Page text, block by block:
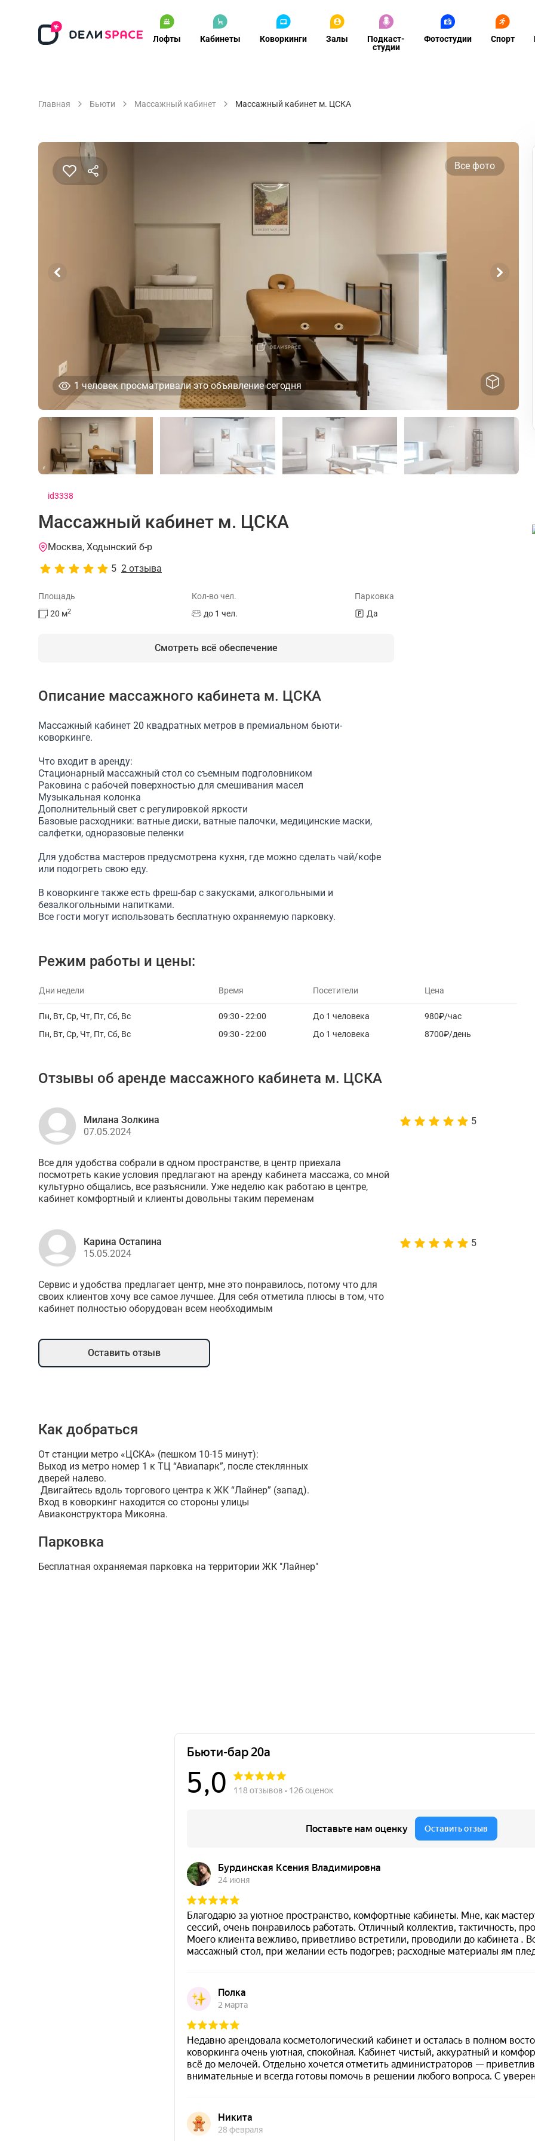
Лофты Кабинеты Коворкинги Залы
Подкаст-
студии
Фотостудии Спорт
Главная Бьюти Массажный кабинет Массажный кабинет м. ЦСКА
1 человек просматривали это объявление сегодня
Все фото
id3338
Массажный кабинет м. ЦСКА
Москва, Ходынский б-р
5 2 отзыва
Площадь
20 м2
Кол-во чел.
до 1 чел.
Парковка
Да
Смотреть всё обеспечение
На площадке есть
Массажный стол Доступ в интернет/Wi-Fi Кухня Можно приносить свои напитки
Описание массажного кабинета м. ЦСКА
Массажный кабинет 20 квадратных метров в премиальном бьюти-
коворкинге.
Что входит в аренду:
Стационарный массажный стол со съемным подголовником
Раковина с рабочей поверхностью для смешивания масел
Музыкальная колонка
Дополнительный свет с регулировкой яркости
Базовые расходники: ватные диски, ватные палочки, медицинские маски,
салфетки, одноразовые пеленки
Для удобства мастеров предусмотрена кухня, где можно сделать чай/кофе
или подогреть свою еду.
В коворкинге также есть фреш-бар с закусками, алкогольными и
безалкогольными напитками.
Все гости могут использовать бесплатную охраняемую парковку.
Режим работы и цены:
Дни недели Время Посетители Цена
Пн, Вт, Ср, Чт, Пт, Сб, Вс 09:30 - 22:00 До 1 человека
980₽/час
Пн, Вт, Ср, Чт, Пт, Сб, Вс
09:30 - 22:00 До 1 человека 8700₽/день
Отзывы об аренде массажного кабинета м. ЦСКА
Милана Золкина
07.05.2024
5
Все для удобства собрали в одном пространстве, в центр приехала
посмотреть какие условия предлагают на аренду кабинета массажа, со мной
культурно общались, все разъяснили. Уже неделю как работаю в центре,
кабинет комфортный и клиенты довольны таким переменам
Карина Остапина
15.05.2024
5
Сервис и удобства предлагает центр, мне это понравилось, потому что для
своих клиентов хочу все самое лучшее. Для себя отметила плюсы в том, что
кабинет полностью оборудован всем необходимым
Оставить отзыв
Как добраться
От станции метро «ЦСКА» (пешком 10-15 минут):
Выход из метро номер 1 к ТЦ “Авиапарк”, после стеклянных
дверей налево.
Двигайтесь вдоль торгового центра к ЖК “Лайнер” (запад).
Вход в коворкинг находится со стороны улицы
Авиаконструктора Микояна.
Парковка
Бесплатная охраняемая парковка на территории ЖК "Лайнер"